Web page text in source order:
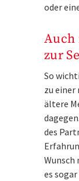
oder
Auch
zur
So
zu einer
ältere
des
Wunsch
es